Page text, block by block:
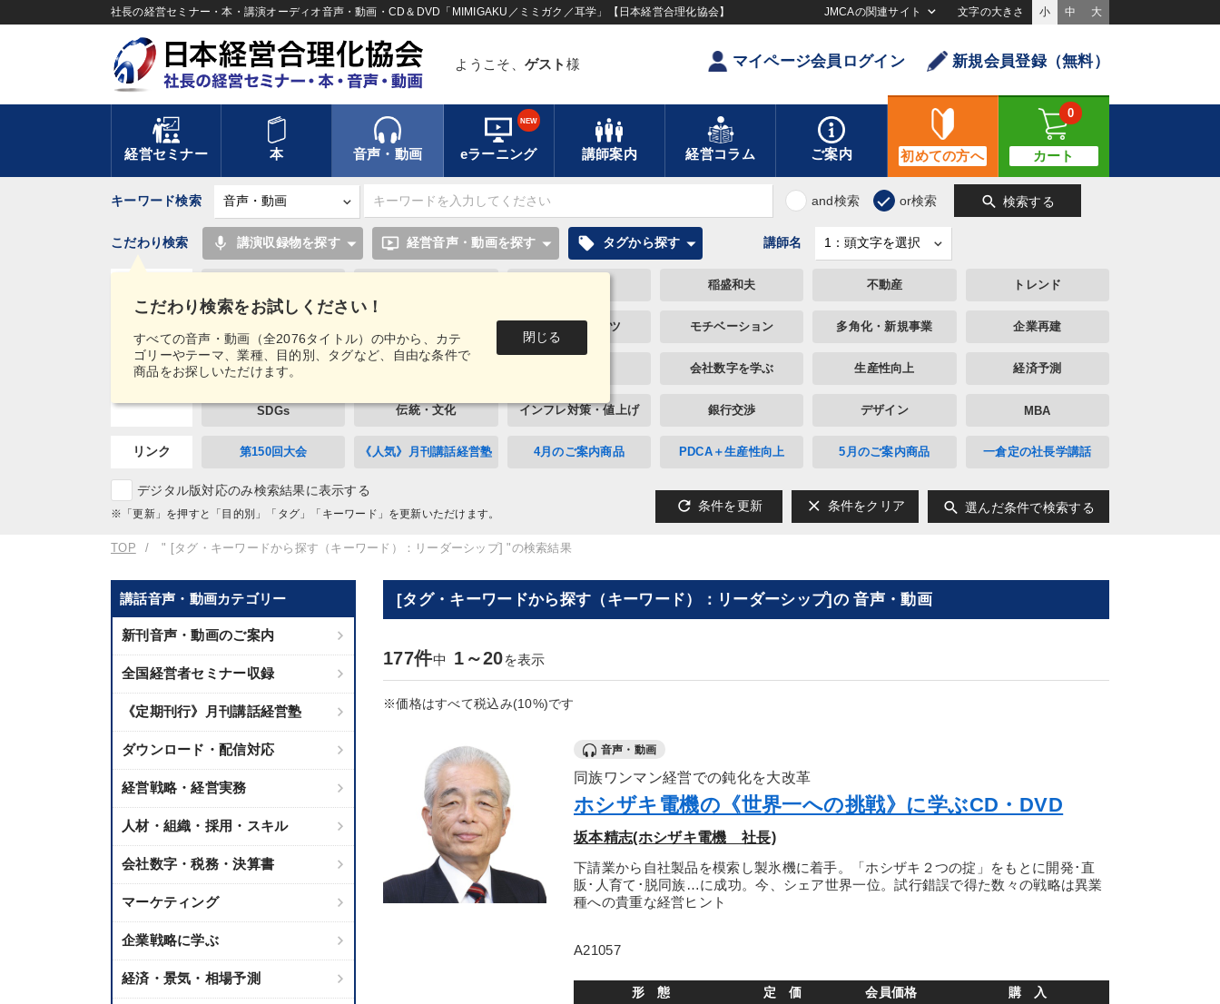
社長の経営セミナー・本・講演オーディオ音声・動画・CD＆DVD「MIMIGAKU／ミミガク／耳学」【日本経営合理化協会】 JMCAの関連サイト 文字の大きさ 小 中 大
ようこそ、 ゲスト 様 マイページ会員ログイン 新規会員登録（無料）
経営セミナー 本 音声・動画 eラーニング
NEW
講師案内 経営コラム ご案内 初めての方へ カート
0
キーワード検索 and検索 or検索 search 検索する
こだわり検索をお試しください！
すべての音声・動画（全2076タイトル）の中から、カテ
ゴリーやテーマ、業種、目的別、タグなど、自由な条件で
商品をお探しいただけます。
閉じる
こだわり検索 mic 講演収録物を探す ondemand_video 経営音声・動画を探す local_offer タグから探す 講師名
タグ・
キーワード
稲盛和夫 不動産 トレンド
リベラルアーツ モチベーション 多角化・新規事業 企業再建
未来先見 会社数字を学ぶ 生産性向上 経済予測
SDGs 伝統・文化 インフレ対策・値上げ 銀行交渉 デザイン MBA
リンク 第150回大会 《人気》月刊講話経営塾 4月のご案内商品 PDCA＋生産性向上 5月のご案内商品 一倉定の社長学講話
デジタル版対応のみ検索結果に表示する
※「更新」を押すと「目的別」「タグ」「キーワード」を更新いただけます。 refresh 条件を更新 clear 条件をクリア search 選んだ条件で検索する
TOP " [タグ・キーワードから探す（キーワード）：リーダーシップ] "の検索結果
講話音声・動画カテゴリー
新刊音声・動画のご案内
全国経営者セミナー収録
《定期刊行》月刊講話経営塾
ダウンロード・配信対応
経営戦略・経営実務
人材・組織・採用・スキル
会社数字・税務・決算書
マーケティング
企業戦略に学ぶ
経済・景気・相場予測
[タグ・キーワードから探す（キーワード）：リーダーシップ]の 音声・動画
177件中 1～20を表示
※価格はすべて税込み(10%)です
音声・動画
同族ワンマン経営での鈍化を大改革
ホシザキ電機の《世界一への挑戦》に学ぶCD・DVD
坂本精志(ホシザキ電機 社長)
下請業から自社製品を模索し製氷機に着手。「ホシザキ２つの掟」をもとに開発･直
販･人育て･脱同族…に成功。今、シェア世界一位。試行錯誤で得た数々の戦略は異業
種への貴重な経営ヒント
A21057
形 態 定 価 会員価格 購 入